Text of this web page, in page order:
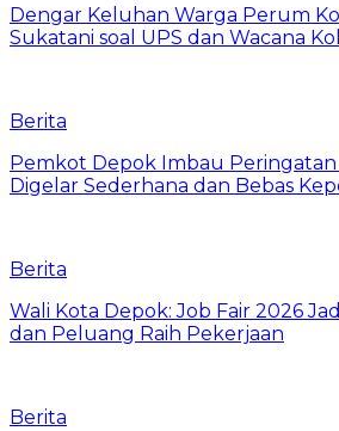
Dengar Keluhan Warga Perum
Sukatani soal UPS dan Wacana
Berita
Pemkot Depok Imbau Peringatan
Digelar Sederhana dan Bebas
Berita
Wali Kota Depok: Job Fair 2026
dan Peluang Raih Pekerjaan
Berita